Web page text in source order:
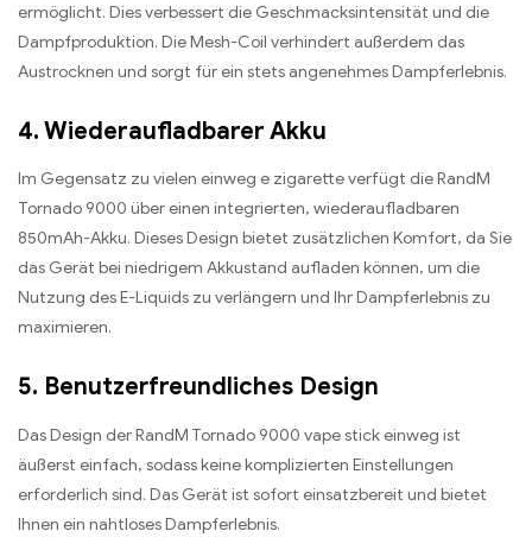
ermöglicht. Dies verbessert die Geschmacksintensität und die
Dampfproduktion. Die Mesh-Coil verhindert außerdem das
Austrocknen und sorgt für ein stets angenehmes Dampferlebnis.
4. Wiederaufladbarer Akku
Im Gegensatz zu vielen einweg e zigarette verfügt die RandM
Tornado 9000 über einen integrierten, wiederaufladbaren
850mAh-Akku. Dieses Design bietet zusätzlichen Komfort, da Sie
das Gerät bei niedrigem Akkustand aufladen können, um die
Nutzung des E-Liquids zu verlängern und Ihr Dampferlebnis zu
maximieren.
5. Benutzerfreundliches Design
Das Design der RandM Tornado 9000 vape stick einweg ist
äußerst einfach, sodass keine komplizierten Einstellungen
erforderlich sind. Das Gerät ist sofort einsatzbereit und bietet
Ihnen ein nahtloses Dampferlebnis.